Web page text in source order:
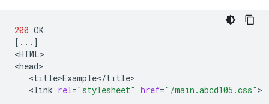
200
[ ... ]
<HTML>
<link rel="stylesheet" href="/main.abcd105.css"